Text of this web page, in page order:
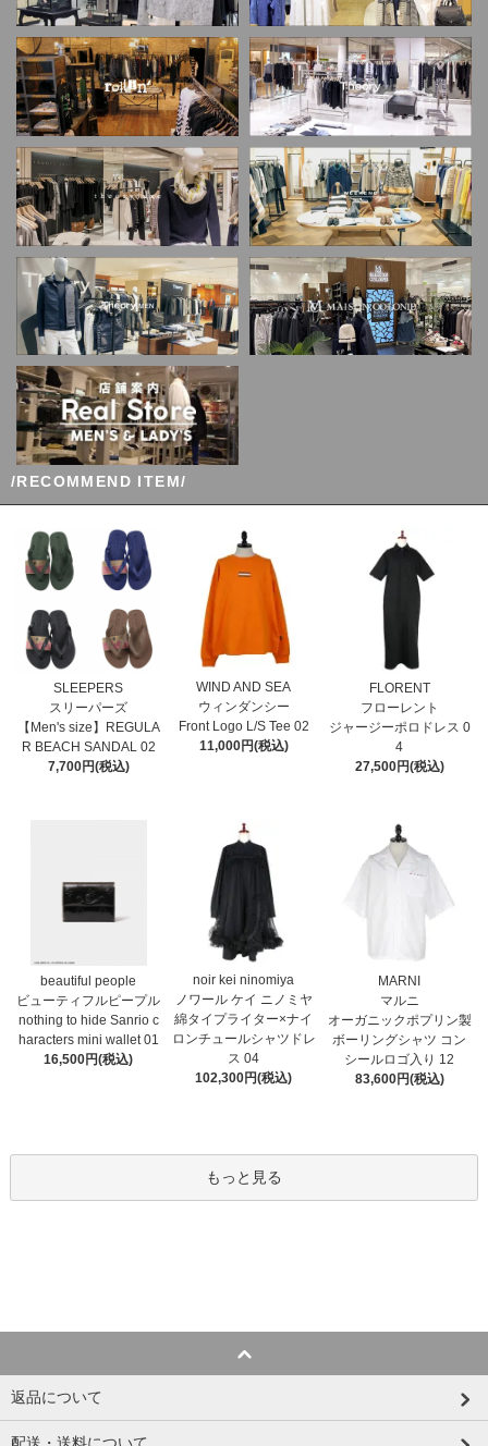
/RECOMMEND ITEM/
SLEEPERS
スリーパーズ
【Men's size】REGULA
R BEACH SANDAL 02
7,700円(税込)
WIND AND SEA
ウィンダンシー
Front Logo L/S Tee 02
11,000円(税込)
FLORENT
フローレント
ジャージーポロドレス 0
4
27,500円(税込)
beautiful people
ビューティフルピープル
nothing to hide Sanrio c
haracters mini wallet⁠ 01
16,500円(税込)
noir kei ninomiya
ノワール ケイ ニノミヤ
綿タイプライター×ナイ
ロンチュールシャツドレ
ス 04
102,300円(税込)
MARNI
マルニ
オーガニックポプリン製
ボーリングシャツ コン
シールロゴ入り 12
83,600円(税込)
もっと見る
返品について
配送・送料について